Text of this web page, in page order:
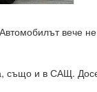
вече
също и в САЩ.